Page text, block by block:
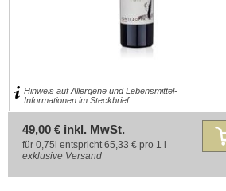
Hinweis auf Allergene und Lebensmittel-
Informationen im Steckbrief.
49,00 € inkl. MwSt.
für 0,75l entspricht 65,33 € pro 1 l
exklusive Versand